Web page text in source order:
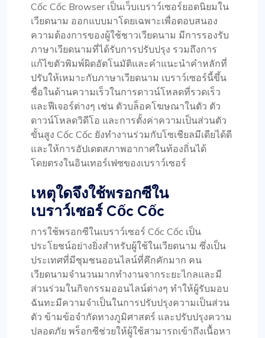
Cốc Cốc Browser เป็นเว็บเบราว์เซอร์ยอดนิยมใน
เวียดนาม ออกแบบมาโดยเฉพาะเพื่อตอบสนอง
ความต้องการของผู้ใช้ชาวเวียดนาม มีการรองรับ
ภาษาเวียดนามที่ได้รับการปรับปรุง รวมถึงการ
แก้ไขตัวพิมพ์ผิดอัตโนมัติและคำแนะนำคำหลักที่
ปรับให้เหมาะกับภาษาเวียดนาม เบราว์เซอร์นี้ขึ้น
ชื่อในด้านความเร็วในการดาวน์โหลดที่รวดเร็ว
และฟีเจอร์ต่างๆ เช่น ตัวบล็อคโฆษณาในตัว ตัว
ดาวน์โหลดวิดีโอ และการตั้งค่าความเป็นส่วนตัว
ขั้นสูง Cốc Cốc ยังทำงานร่วมกับโซเชียลมีเดียได้ดี
และให้การอัปเดตสภาพอากาศในท้องถิ่นได้
โดยตรงในอินเทอร์เฟซของเบราว์เซอร์
เหตุใดจึงใช้พรอกซีใน
เบราว์เซอร์ Cốc Cốc
การใช้พรอกซีในเบราว์เซอร์ Cốc Cốc เป็น
ประโยชน์อย่างยิ่งสำหรับผู้ใช้ในเวียดนาม ซึ่งเป็น
ประเทศที่มีชุมชนออนไลน์ที่คึกคักมาก คน
เวียดนามจำนวนมากทำงานจากระยะไกลและมี
ส่วนร่วมในกิจกรรมออนไลน์ต่างๆ ทำให้ผู้รับมอบ
ฉันทะมีความจำเป็นในการปรับปรุงความเป็นส่วน
ตัว ข้ามข้อจำกัดทางภูมิศาสตร์ และปรับปรุงความ
ปลอดภัย พร็อกซีช่วยให้ผู้ใช้สามารถเข้าถึงเนื้อหา